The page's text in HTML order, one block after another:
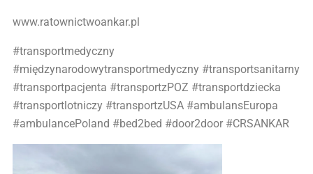
www.ratownictwoankar.pl
#transportmedyczny
#międzynarodowytransportmedyczny #transportsanitarny
#transportpacjenta #transportzPOZ #transportdziecka
#transportlotniczy #transportzUSA #ambulansEuropa
#ambulancePoland #bed2bed #door2door #CRSANKAR